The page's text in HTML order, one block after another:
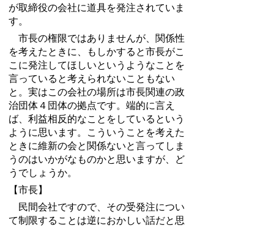
が取締役の会社に道具を発注されていま
す。
市長の権限ではありませんが、関係性
を考えたときに、もしかすると市長がこ
こに発注してほしいというようなことを
言っていると考えられないこともない
と。実はこの会社の場所は市長関連の政
治団体４団体の拠点です。端的に言え
ば、利益相反的なことをしているという
ように思います。こういうことを考えた
ときに維新の会と関係ないと言ってしま
うのはいかがなものかと思いますが、ど
うでしょうか。
【市長】
民間会社ですので、その受発注につい
て制限することは逆におかしい話だと思